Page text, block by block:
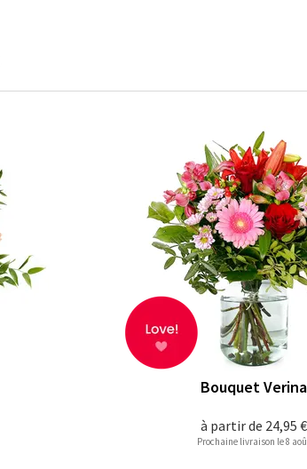
à partir de 24,95 €
Bouquet Verina
Prochaine livraison le 8